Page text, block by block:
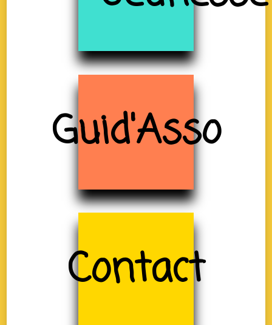
Guid'Asso
Contact